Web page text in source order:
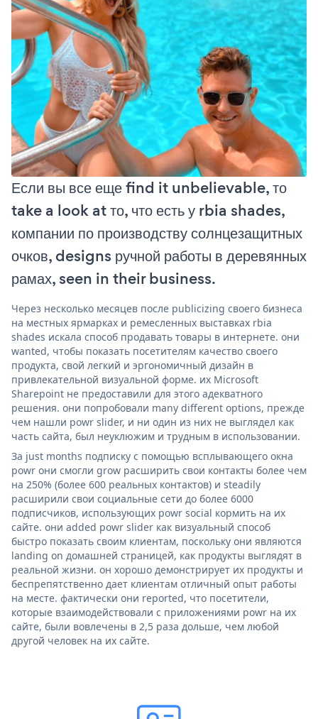
Если вы все еще find it unbelievable, то
take a look at то, что есть у rbia shades,
компании по производству солнцезащитных
очков, designs ручной работы в деревянных
рамах, seen in their business.
Через несколько месяцев после publicizing своего бизнеса
на местных ярмарках и ремесленных выставках rbia
shades искала способ продавать товары в интернете. они
wanted, чтобы показать посетителям качество своего
продукта, свой легкий и эргономичный дизайн в
привлекательной визуальной форме. их Microsoft
Sharepoint не предоставили для этого адекватного
решения. они попробовали many different options, прежде
чем нашли powr slider, и ни один из них не выглядел как
часть сайта, был неуклюжим и трудным в использовании.
За just months подписку с помощью всплывающего окна
powr они смогли grow расширить свои контакты более чем
на 250% (более 600 реальных контактов) и steadily
расширили свои социальные сети до более 6000
подписчиков, использующих powr social кормить на их
сайте. они added powr slider как визуальный способ
быстро показать своим клиентам, поскольку они являются
landing on домашней страницей, как продукты выглядят в
реальной жизни. он хорошо демонстрирует их продукты и
беспрепятственно дает клиентам отличный опыт работы
на месте. фактически они reported, что посетители,
которые взаимодействовали с приложениями powr на их
сайте, были вовлечены в 2,5 раза дольше, чем любой
другой человек на их сайте.